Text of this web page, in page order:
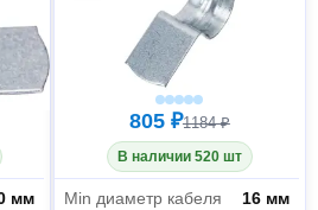
мм
805 ₽1184 ₽
В наличии 520 шт
Min диаметр кабеля
16 мм